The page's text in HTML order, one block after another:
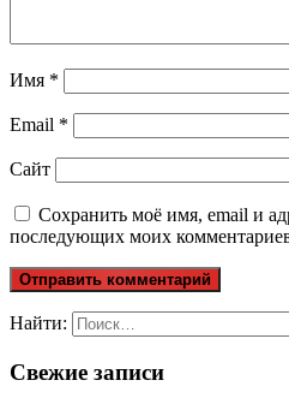
Имя *
Email *
Сайт
Сохранить моё имя, email и
последующих моих
Найти:
Свежие записи